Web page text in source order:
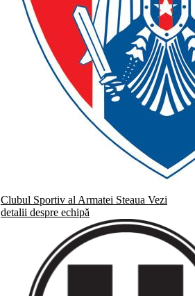
Clubul Sportiv al Armatei Steaua Vezi
detalii despre echipă